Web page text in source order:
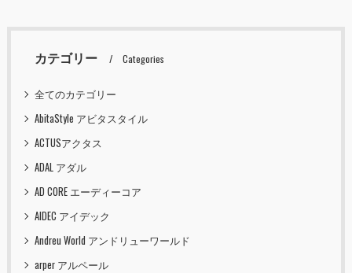
カテゴリー Categories
全てのカテゴリー
AbitaStyle アビタスタイル
ACTUSアクタス
ADAL アダル
AD CORE エーディーコア
AIDEC アイデック
Andreu World アンドリューワールド
arper アルペール